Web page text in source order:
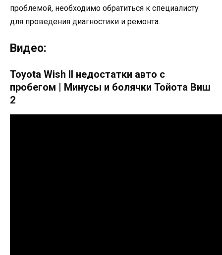
проблемой, необходимо обратиться к специалисту
для проведения диагностики и ремонта.
Видео:
Toyota Wish II недостатки авто с
пробегом | Минусы и болячки Тойота Виш
2